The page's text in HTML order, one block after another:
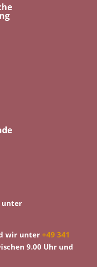
unter
wir unter +49 341
9.00 Uhr und